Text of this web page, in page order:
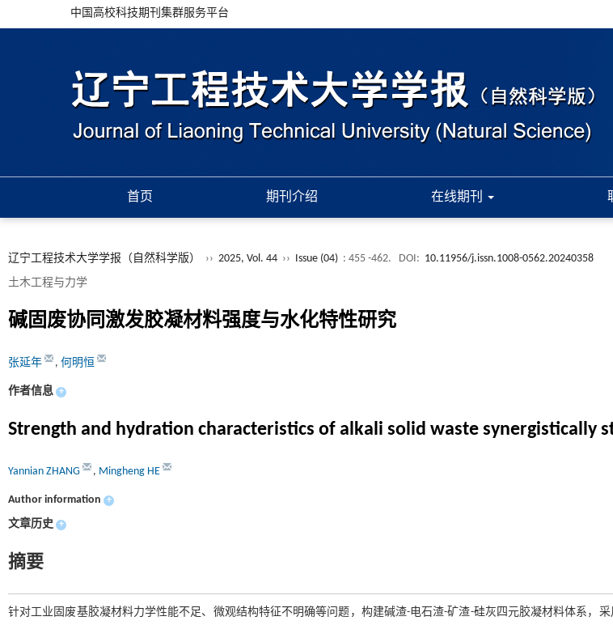
中国高校科技期刊集群服务平台
首页 期刊介绍 在线期刊
辽宁工程技术大学学报（自然科学版） ›› 2025, Vol. 44 ›› Issue (04) : 455 -462. DOI: 10.11956/j.issn.1008-0562.20240358
土木工程与力学
碱固废协同激发胶凝材料强度与水化特性研究
张延年 , 何明恒
作者信息 +
Strength and hydration characteristics of alkali solid waste synergistically
Yannian ZHANG , Mingheng HE
Author information +
文章历史 +
摘要
针对工业固废基胶凝材料力学性能不足、微观结构特征不明确等问题，构建碱渣-电石渣-矿渣-硅灰四元胶凝材料体系，